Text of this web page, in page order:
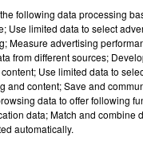
PROXIMITÉ
following data processing
Use limited data to select
Measure advertising
from different sources;
Use limited data to
and content; Save and
data to offer following
data; Match and combine
automatically.